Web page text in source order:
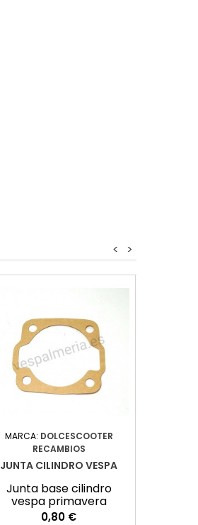
>
<
MARCA: DOLCESCOOTER
RECAMBIOS
JUNTA CILINDRO VESPA
Junta base cilindro
vespa primavera
Precio
0,80 €